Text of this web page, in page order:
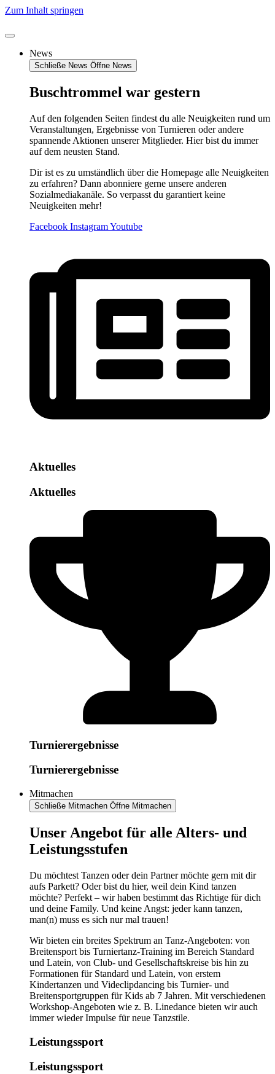
Zum Inhalt springen
News
Schließe News Öffne News
Buschtrommel war gestern
Auf den folgenden Seiten findest du alle Neuigkeiten rund um
Veranstaltungen, Ergebnisse von Turnieren oder andere
spannende Aktionen unserer Mitglieder. Hier bist du immer
auf dem neusten Stand.
Dir ist es zu umständlich über die Homepage alle Neuigkeiten
zu erfahren? Dann abonniere gerne unsere anderen
Sozialmediakanäle. So verpasst du garantiert keine
Neuigkeiten mehr!
Facebook InstagramYoutube
Aktuelles
Aktuelles
Turnierergebnisse
Turnierergebnisse
Mitmachen
Schließe Mitmachen Öffne Mitmachen
​​​Unser Angebot für alle Alters- und
Leistungsstufen
Du möchtest Tanzen oder dein Partner möchte gern mit dir
aufs Parkett? Oder bist du hier, weil dein Kind tanzen
möchte? Perfekt – wir haben bestimmt das Richtige für dich
und deine Family. Und keine Angst: jeder kann tanzen,
man(n) muss es sich nur mal trauen!
Wir bieten ein breites Spektrum an Tanz-Angeboten: von
Breitensport bis Turniertanz-Training im Bereich Standard
und Latein, von Club- und Gesellschaftskreise bis hin zu
Formationen für Standard und Latein, von erstem
Kindertanzen und Videclipdancing bis Turnier- und
Breitensportgruppen für Kids ab 7 Jahren. Mit verschiedenen
Workshop-Angeboten wie z. B. Linedance bieten wir auch
immer wieder Impulse für neue Tanzstile.
Leistungssport
Leistungssport